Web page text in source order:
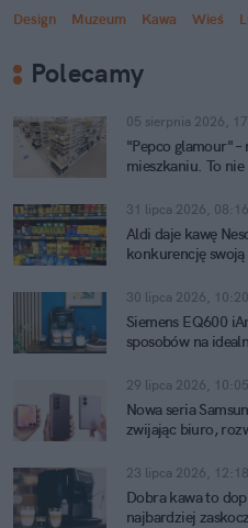
Design Muzeum Kawa Wieś
Polecamy
05 sierpnia 2026,
"Pepco glamour" –
mieszkaniu. To
31 lipca 2026, 08:16
Aldi daje kawę
konkurencję
30 lipca 2026, 10:20
Siemens EQ600
sposobów na
29 lipca 2026, 10:05
Nowa seria
zwijając biuro,
23 lipca 2026, 12:18
Dobra kawa to
najbardziej